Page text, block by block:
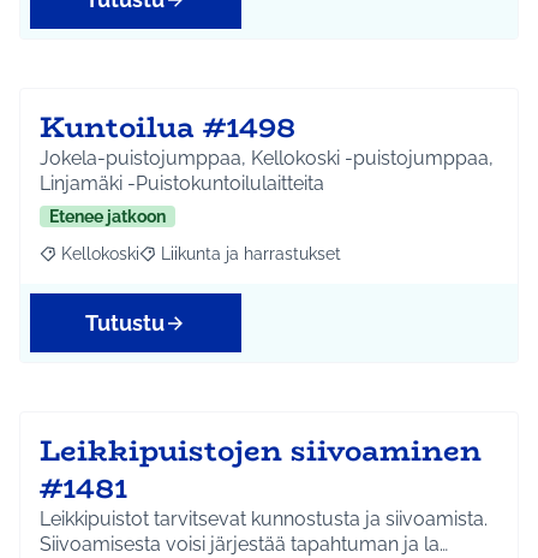
Kuntoilua #1498
Jokela-puistojumppaa, Kellokoski -puistojumppaa,
Linjamäki -Puistokuntoilulaitteita
Etenee jatkoon
Rajaa tulokset aihepiirin mukaan: Kellokoski
Kellokoski Rajaa tulokset teeman mukaan: Liikunta ja
Liikunta ja harrastukset
Tutustu
Leikkipuistojen siivoaminen
#1481
Leikkipuistot tarvitsevat kunnostusta ja siivoamista.
Siivoamisesta voisi järjestää tapahtuman ja la…